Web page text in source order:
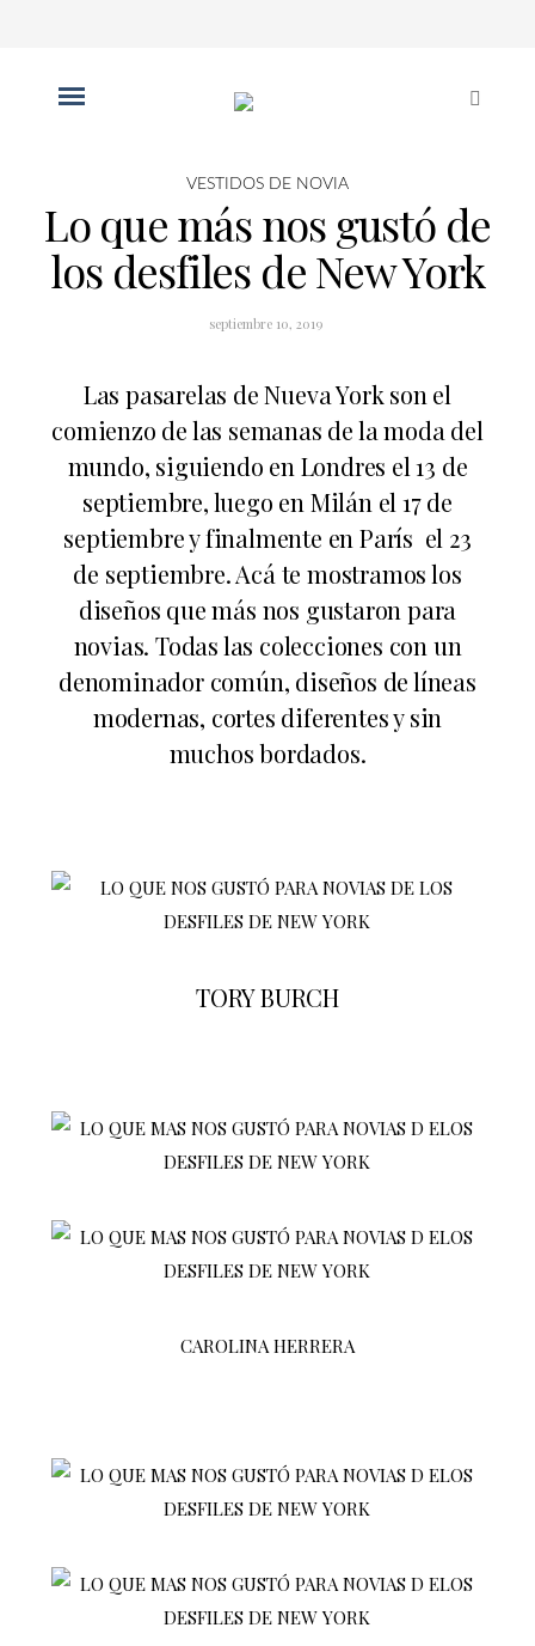
VESTIDOS DE NOVIA
Lo que más nos gustó de
los desfiles de New York
septiembre 10, 2019
Las pasarelas de Nueva York son el
comienzo de las semanas de la moda del
mundo, siguiendo en Londres el 13 de
septiembre, luego en Milán el 17 de
septiembre y finalmente en París el 23
de septiembre. Acá te mostramos los
diseños que más nos gustaron para
novias. Todas las colecciones con un
denominador común, diseños de líneas
modernas, cortes diferentes y sin
muchos bordados.
TORY BURCH
CAROLINA HERRERA